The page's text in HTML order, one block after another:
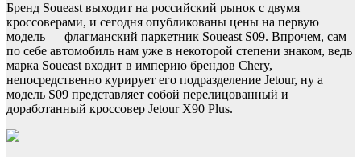
Бренд Soueast выходит на российский рынок с двумя
кроссоверами, и сегодня опубликованы цены на первую
модель — флагманский паркетник Soueast S09. Впрочем, сам
по себе автомобиль нам уже в некоторой степени знаком, ведь
марка Soueast входит в империю брендов Chery,
непосредственно курирует его подразделение Jetour, ну а
модель S09 представляет собой перелицованный и
доработанный кроссовер Jetour X90 Plus.